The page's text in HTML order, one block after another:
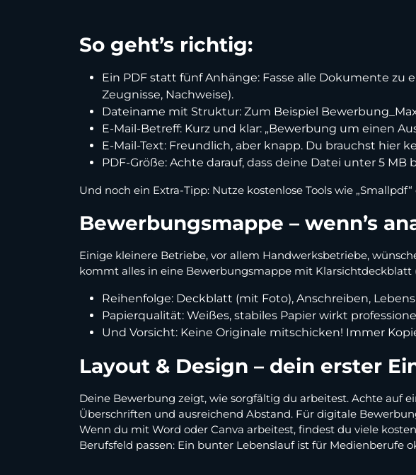
So geht’s richtig:
Ein PDF statt fünf Anhänge: Fasse alle Dokumente zu
Zeugnisse, Nachweise).
Dateiname mit Struktur: Zum Beispiel
E-Mail-Betreff: Kurz und klar: „Bewerbung um einen
E-Mail-Text: Freundlich, aber knapp. Du brauchst hier
PDF-Größe: Achte darauf, dass deine Datei unter 5
Und noch ein Extra-Tipp: Nutze kostenlose Tools wie
Bewerbungsmappe – wenn’s
Einige kleinere Betriebe, vor allem Handwerksbetriebe,
kommt alles in eine Bewerbungsmappe mit Klarsichtdeckblatt
Reihenfolge: Deckblatt (mit Foto), Anschreiben,
Papierqualität: Weißes, stabiles Papier wirkt
Und Vorsicht: Keine Originale mitschicken! Immer
Layout & Design – dein erster
Deine Bewerbung zeigt, wie sorgfältig du arbeitest. Achte auf
Überschriften und ausreichend Abstand. Für digitale
Wenn du mit Word oder Canva arbeitest, findest du viele
Berufsfeld passen: Ein bunter Lebenslauf ist für Medienberufe